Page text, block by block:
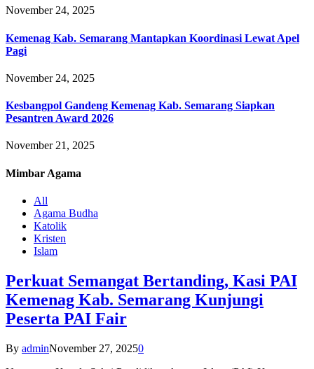
November 24, 2025
Kemenag Kab. Semarang Mantapkan Koordinasi Lewat Apel
Pagi
November 24, 2025
Kesbangpol Gandeng Kemenag Kab. Semarang Siapkan
Pesantren Award 2026
November 21, 2025
Mimbar Agama
All
Agama Budha
Katolik
Kristen
Islam
Perkuat Semangat Bertanding, Kasi PAI
Kemenag Kab. Semarang Kunjungi
Peserta PAI Fair
By adminNovember 27, 20250